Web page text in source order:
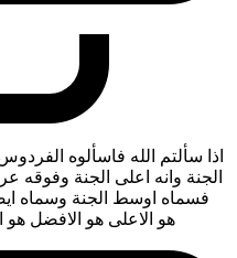
اذا سألتم الله فاسألوه
الجنة وانه اعلى الجنة وفوقه
فسماه اوسط الجنة وسماه
هو الاعلى هو الافضل هو